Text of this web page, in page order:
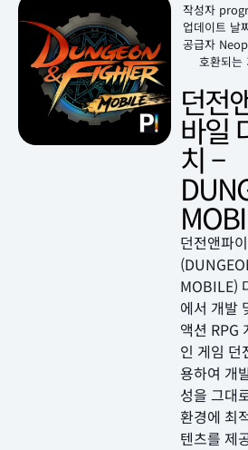
작성자
업데이트 날
공급자
호환되는
던전
바일
치 –
던전앤파
MOBILE)
에서 개발
액션 RPG
인 게임 던
용하여 개
성을 그대
환경에 최
텐츠를 제